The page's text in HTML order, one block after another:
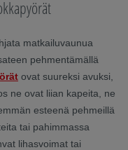
matkailuvaunua
pehmentämällä
ovat suureksi avuksi,
ne ovat liian kapeita, ne
esteenä pehmeillä
tai pahimmassa
lihasvoimat tai